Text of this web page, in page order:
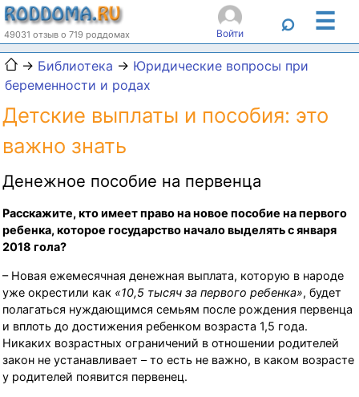
49031 отзыв о 719 роддомах Войти ⌕ ☰
→ Библиотека → Юридические вопросы при
беременности и родах
Детские выплаты и пособия: это
важно знать
Денежное пособие на первенца
Расскажите, кто имеет право на новое пособие на первого
ребенка, которое государство начало выделять с января
2018 гола?
– Новая ежемесячная денежная выплата, которую в народе
уже окрестили как «10,5 тысяч за первого ребенка», будет
полагаться нуждающимся семьям после рождения первенца
и вплоть до достижения ребенком возраста 1,5 года.
Никаких возрастных ограничений в отношении родителей
закон не устанавливает – то есть не важно, в каком возрасте
у родителей появится первенец.